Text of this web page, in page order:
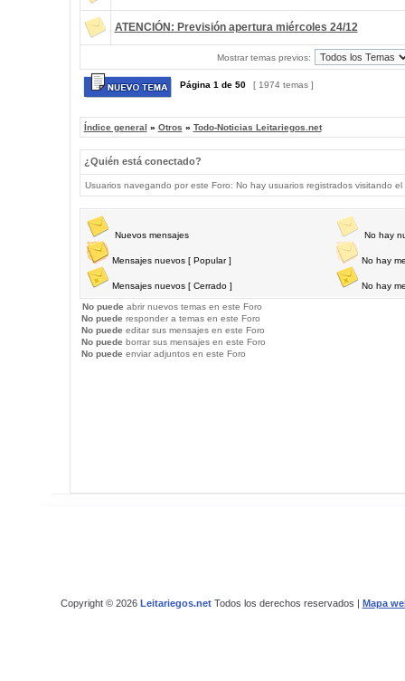
ATENCIÓN: Previsión apertura miércoles 24/12
Mostrar temas previos:
Página 1 de 50 [ 1974 temas ]
Índice general » Otros » Todo-Noticias Leitariegos.net
¿Quién está conectado?
Usuarios navegando por este Foro: No hay usuarios registrados visitando
Nuevos mensajes
Mensajes nuevos [ Popular ]
Mensajes nuevos [ Cerrado ]
No hay
No hay
No hay
No puede abrir nuevos temas en este Foro
No puede responder a temas en este Foro
No puede editar sus mensajes en este Foro
No puede borrar sus mensajes en este Foro
No puede enviar adjuntos en este Foro
Copyright © 2026 Leitariegos.netTodos los derechos reservados | Mapa